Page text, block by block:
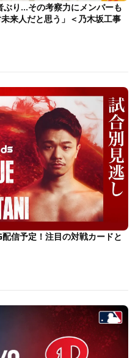
ぶり…その考察力にメンバーも
来人だと思う」＜乃木坂工事
信予定！注目の対戦カードと